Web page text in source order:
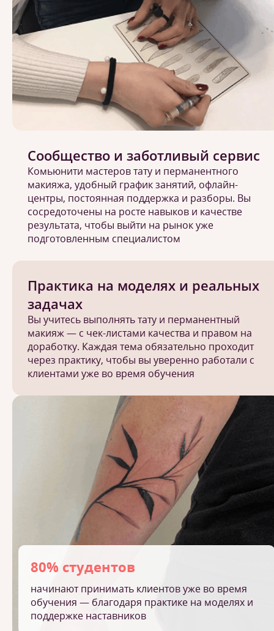
Практика на моделях и реальных
задачах
Вы учитесь выполнять тату и перманентный
макияж — с чек-листами качества и правом на
доработку. Каждая тема обязательно проходит
через практику, чтобы вы уверенно работали с
клиентами уже во время обучения
80% студентов
начинают принимать клиентов уже во время
обучения — благодаря практике на моделях и
поддержке наставников
Сообщество и заботливый сервис
Комьюнити мастеров тату и перманентного
макияжа, удобный график занятий, офлайн-
центры, постоянная поддержка и разборы. Вы
сосредоточены на росте навыков и качестве
результата, чтобы выйти на рынок уже
подготовленным специалистом